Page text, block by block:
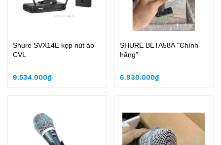
Shure SVX14E kẹp nút áo
CVL
9.534.000₫
SHURE BETA58A "Chính
hãng"
6.930.000₫